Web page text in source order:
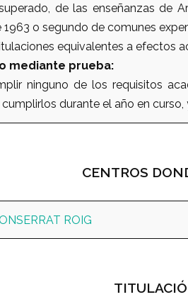
de las enseñanzas de
1963 o segundo de comunes
equivalentes a efectos
mediante prueba:
ninguno de los requisitos
durante el año en
CENTROS
ROIG